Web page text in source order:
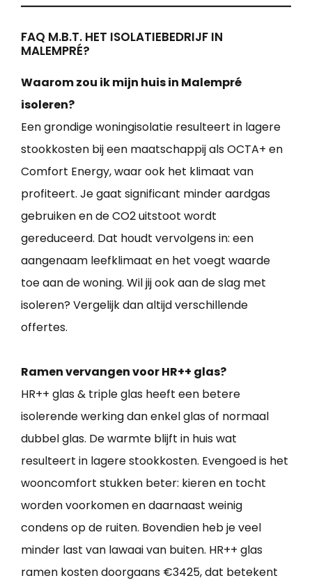
FAQ M.B.T. HET ISOLATIEBEDRIJF IN
MALEMPRÉ?
Waarom zou ik mijn huis in Malempré
isoleren?
Een grondige woningisolatie resulteert in lagere
stookkosten bij een maatschappij als OCTA+ en
Comfort Energy, waar ook het klimaat van
profiteert. Je gaat significant minder aardgas
gebruiken en de CO2 uitstoot wordt
gereduceerd. Dat houdt vervolgens in: een
aangenaam leefklimaat en het voegt waarde
toe aan de woning. Wil jij ook aan de slag met
isoleren? Vergelijk dan altijd verschillende
offertes.
Ramen vervangen voor HR++ glas?
HR++ glas & triple glas heeft een betere
isolerende werking dan enkel glas of normaal
dubbel glas. De warmte blijft in huis wat
resulteert in lagere stookkosten. Evengoed is het
wooncomfort stukken beter: kieren en tocht
worden voorkomen en daarnaast weinig
condens op de ruiten. Bovendien heb je veel
minder last van lawaai van buiten. HR++ glas
ramen kosten doorgaans €3425, dat betekent